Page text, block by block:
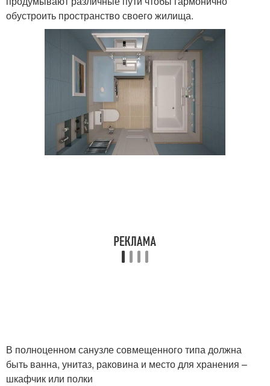
обустроить пространство своего жилища.
В полноценном санузле совмещенного типа должна
быть ванна, унитаз, раковина и место для хранения –
шкафчик или полки